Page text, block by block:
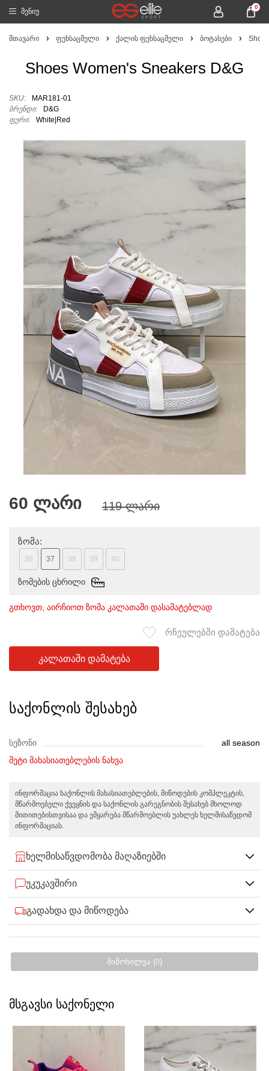
მენიუ
0
მთავარი ფეხსაცმელი ქალის ფეხსაცმელი ბოტასები
Shoes Women's Sneakers D&G
SKU:
MAR181-01
ბრენდი:
D&G
ფერი:
White|Red
60 ლარი 119 ლარი
ზომა:
36 37 38 39 40
ზომების ცხრილი
გთხოვთ, აირჩიოთ ზომა კალათაში დასამატებლად
კალათაში დამატება
რჩეულებში დამატება
საქონლის შესახებ
სეზონი
all season
მეტი მახასიათებლების ნახვა
ინფორმაცია საქონლის მახასიათებლების, მიწოდების კომპლეკტის,
მწარმოებელი ქვეყნის და საქონლის გარეგნობის შესახებ მხოლოდ
მითითებისთვისაა და ემყარება მწარმოებლის უახლეს ხელმისაწვდომ
ინფორმაციას.
ხელმისაწვდომობა მაღაზიებში
უკუკავშირი
გადახდა და მიწოდება
მიმოხილვა (0)
მსგავსი საქონელი
SALE